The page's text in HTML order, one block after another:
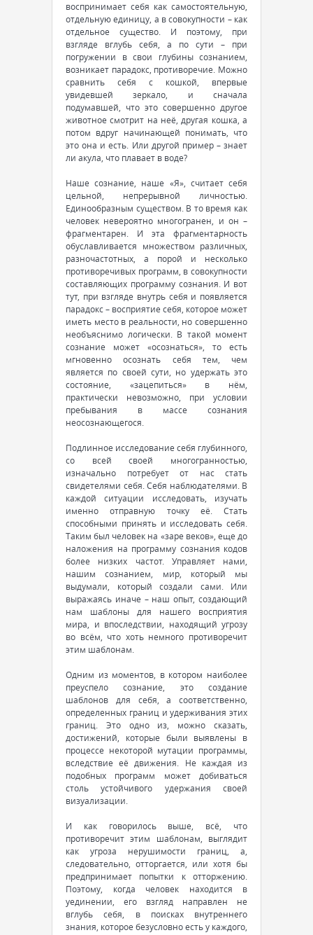
воспринимает себя как самостоятельную,
отдельную единицу, а в совокупности – как
отдельное существо. И поэтому, при
взгляде вглубь себя, а по сути – при
погружении в свои глубины сознанием,
возникает парадокс, противоречие. Можно
сравнить себя с кошкой, впервые
увидевшей зеркало, и сначала
подумавшей, что это совершенно другое
животное смотрит на неё, другая кошка, а
потом вдруг начинающей понимать, что
это она и есть. Или другой пример – знает
ли акула, что плавает в воде?
Наше сознание, наше «Я», считает себя
цельной, непрерывной личностью.
Единообразным существом. В то время как
человек невероятно многогранен, и он –
фрагментарен. И эта фрагментарность
обуславливается множеством различных,
разночастотных, а порой и несколько
противоречивых программ, в совокупности
составляющих программу сознания. И вот
тут, при взгляде внутрь себя и появляется
парадокс – восприятие себя, которое может
иметь место в реальности, но совершенно
необъяснимо логически. В такой момент
сознание может «осознаться», то есть
мгновенно осознать себя тем, чем
является по своей сути, но удержать это
состояние, «зацепиться» в нём,
практически невозможно, при условии
пребывания в массе сознания
неосознающегося.
Подлинное исследование себя глубинного,
со всей своей многогранностью,
изначально потребует от нас стать
свидетелями себя. Себя наблюдателями. В
каждой ситуации исследовать, изучать
именно отправную точку её. Стать
способными принять и исследовать себя.
Таким был человек на «заре веков», еще до
наложения на программу сознания кодов
более низких частот. Управляет нами,
нашим сознанием, мир, который мы
выдумали, который создали сами. Или
выражаясь иначе – наш опыт, создающий
нам шаблоны для нашего восприятия
мира, и впоследствии, находящий угрозу
во всём, что хоть немного противоречит
этим шаблонам.
Одним из моментов, в котором наиболее
преуспело сознание, это создание
шаблонов для себя, а соответственно,
определенных границ и удерживания этих
границ. Это одно из, можно сказать,
достижений, которые были выявлены в
процессе некоторой мутации программы,
вследствие её движения. Не каждая из
подобных программ может добиваться
столь устойчивого удержания своей
визуализации.
И как говорилось выше, всё, что
противоречит этим шаблонам, выглядит
как угроза нерушимости границ, а,
следовательно, отторгается, или хотя бы
предпринимает попытки к отторжению.
Поэтому, когда человек находится в
уединении, его взгляд направлен не
вглубь себя, в поисках внутреннего
знания, которое безусловно есть у каждого,